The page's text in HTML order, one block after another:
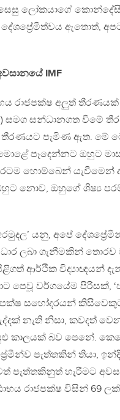
ලෝකයාගේ
ඇතොත්,
IMF
රාජපක්ෂ අලුත්
සමග සන්ධානගත වීමේ
පැමිණ ඇත. මේ
පෑදෙන්නට ඔහුට
හොම්බෙන් යැවීමෙන්
නොව, ඔහුගේ ශිෂ්‍ය
යනු, අපේ
ලබා ගැනීමකින්
ආර්ථික විද්‍යාඥයන්
පෙවූ වර්ගයේම පිරිසක්,
සහෝදරයන්
නැති නිසා, කවදත්
කාලයක් බව පෙනේ.
පැත්තකින් තියා,
පැත්තකිනුත් හැරීමට
රාජපක්ෂ විසින් 69